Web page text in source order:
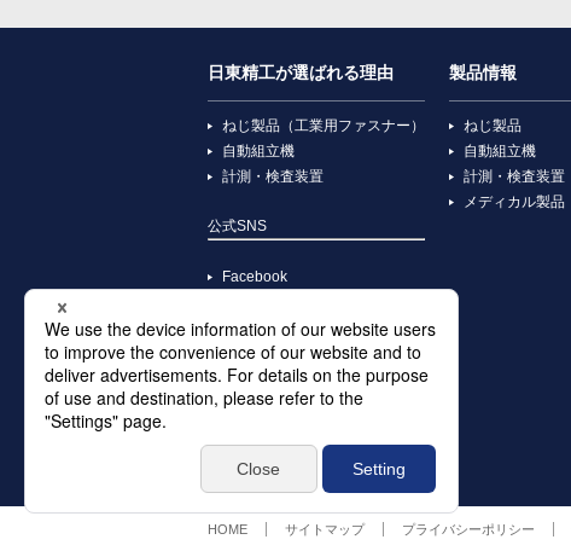
日東精工が選ばれる理由
ねじ製品（工業用ファスナー）
自動組立機
計測・検査装置
公式SNS
Facebook
X
Instagram
TikTok
製品情報
ねじ製品
自動組立機
計測・検査装置
メディカル製品
HOME サイトマップ プライバシーポリシー